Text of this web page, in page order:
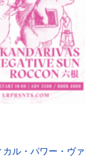
カル・パワー・ヴァ